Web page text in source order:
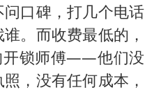
口碑，打几个电话
。而收费最低的，
开锁师傅——他们没
，没有任何成本，